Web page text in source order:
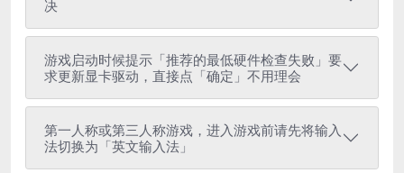
决
游戏启动时候提示「推荐的最低硬件检查失败」要
求更新显卡驱动，直接点「确定」不用理会
第一人称或第三人称游戏，进入游戏前请先将输入
法切换为「英文输入法」